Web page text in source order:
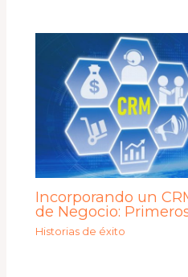
Incorporando un
de Negocio:
Historias de éxito